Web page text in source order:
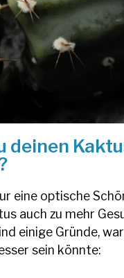
deinen
eine optische
auch zu mehr
einige Gründe,
sein könnte: